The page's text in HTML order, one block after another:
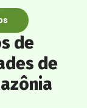
de
de